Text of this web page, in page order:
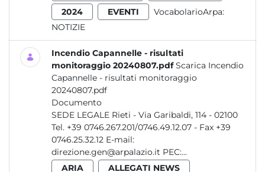
2024
EVENTI
VocabolarioArpa:
NOTIZIE
Incendio Capannelle - risultati
monitoraggio 20240807.pdf Scarica Incendio
Capannelle - risultati monitoraggio
20240807.pdf
Documento
SEDE LEGALE Rieti - Via Garibaldi, 114 - 02100
Tel. +39 0746.267.201/0746.49.12.07 - Fax +39
0746.25.32.12 E-mail:
direzione.gen@arpalazio.it PEC:...
ARIA
ALLEGATI NEWS